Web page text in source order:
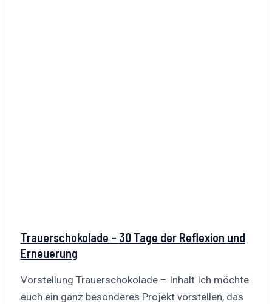
Trauerschokolade – 30 Tage der Reflexion und
Erneuerung
Vorstellung Trauerschokolade – Inhalt Ich möchte
euch ein ganz besonderes Projekt vorstellen, das